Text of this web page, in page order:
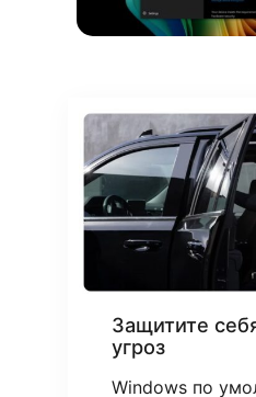
Защитите
угроз
Windows по